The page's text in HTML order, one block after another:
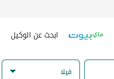
ابحث عن الوكيل
فیلا